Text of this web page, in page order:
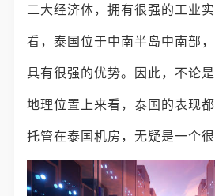
二大经济体，拥有很强的工业
看，泰国位于中南半岛中南部
具有很强的优势。因此，不论
地理位置上来看，泰国的表现
托管在泰国机房，无疑是一个很